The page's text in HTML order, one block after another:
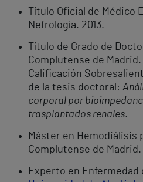
Título Oficial de Médico
Nefrología. 2013.
Título de Grado de
Complutense de Madrid.
Calificación
de la tesis doctoral:
corporal por
trasplantados renales.
Máster en Hemodiálisis
Complutense de Madrid.
Experto en Enfermedad